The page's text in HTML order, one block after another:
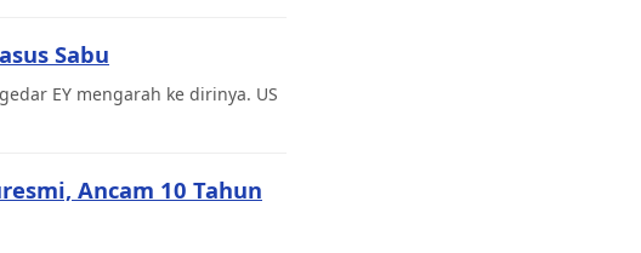
Sabu
EY mengarah ke dirinya. US
Ancam 10 Tahun